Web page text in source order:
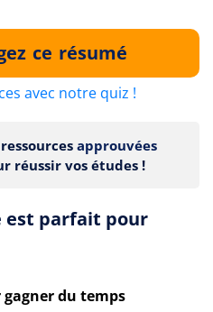
ce résumé
avec notre quiz !
approuvées
réussir vos études !
est parfait pour
du temps